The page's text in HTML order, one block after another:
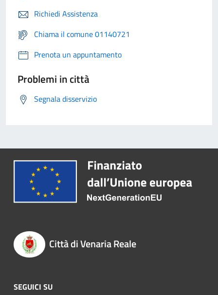
Richiedi Assistenza
Chiama il comune 01140721
Prenota un appuntamento
Problemi in città
Segnala disservizio
Città di Venaria Reale
SEGUICI SU